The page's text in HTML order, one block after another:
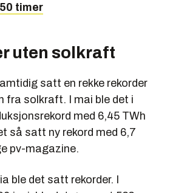
timer
uten solkraft
satt en rekke rekorder
fra solkraft. I mai ble det i
med 6,45 TWh
så satt ny rekord med 6,7
pv-magazine.
ble det satt rekorder. I